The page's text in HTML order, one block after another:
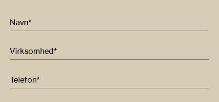
Navn*
Virksomhed*
Telefon*